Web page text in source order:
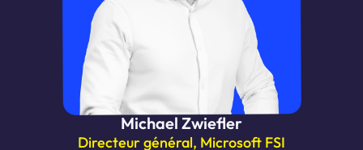
Michael Zwiefler
Directeur général, Microsoft FSI